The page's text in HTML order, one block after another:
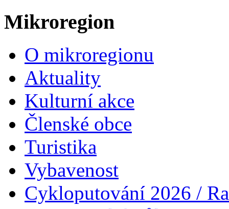
Mikroregion
O mikroregionu
Aktuality
Kulturní akce
Členské obce
Turistika
Vybavenost
Cykloputování 2026 /